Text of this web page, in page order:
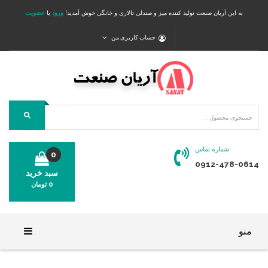
به این آریان صنعت تولید کننده میز و صندلی تالاری و خانگی خوش آمدید! ورود یا عضویت
حساب کاربری من
شماره تماس
0912-478-0614
سبد خرید
0
0 تومان
منو